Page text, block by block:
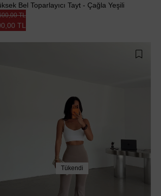
Bel Toparlayıcı Tayt - Çağla Yeşili
TL
TL
Tükendi